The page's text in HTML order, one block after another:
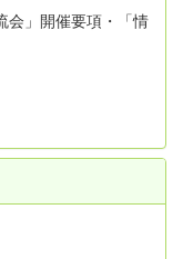
会」開催要項・「情